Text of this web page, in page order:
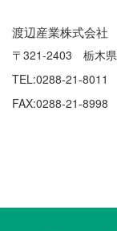
渡辺産業株式会社
〒321-2403 栃木
TEL:0288-21-8011
FAX:0288-21-8998